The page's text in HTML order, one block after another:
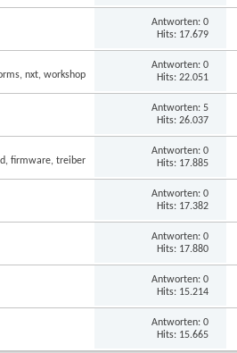
Antworten: 0
Hits: 17.679
Antworten: 0
Hits: 22.051
Antworten: 5
Hits: 26.037
Antworten: 0
Hits: 17.885
Antworten: 0
Hits: 17.382
Antworten: 0
Hits: 17.880
Antworten: 0
Hits: 15.214
Antworten: 0
Hits: 15.665